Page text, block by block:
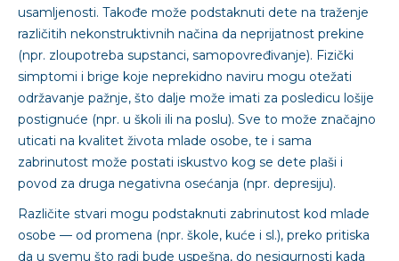
usamljenosti. Takođe može podstaknuti dete na traženje
različitih nekonstruktivnih načina da neprijatnost prekine
(npr. zloupotreba supstanci, samopovređivanje). Fizički
simptomi i brige koje neprekidno naviru mogu otežati
održavanje pažnje, što dalje može imati za posledicu lošije
postignuće (npr. u školi ili na poslu). Sve to može značajno
uticati na kvalitet života mlade osobe, te i sama
zabrinutost može postati iskustvo kog se dete plaši i
povod za druga negativna osećanja (npr. depresiju).
Različite stvari mogu podstaknuti zabrinutost kod mlade
osobe — od promena (npr. škole, kuće i sl.), preko pritiska
da u svemu što radi bude uspešna, do nesigurnosti kada